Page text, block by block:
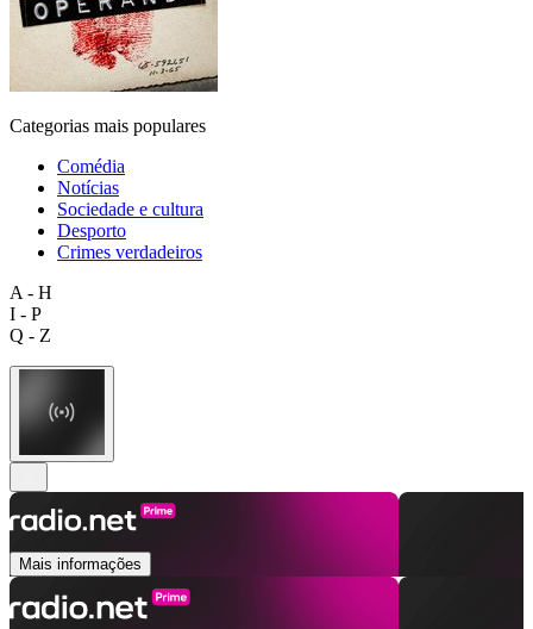
Categorias mais populares
Comédia
Notícias
Sociedade e cultura
Desporto
Crimes verdadeiros
A - H
I - P
Q - Z
Mais informações